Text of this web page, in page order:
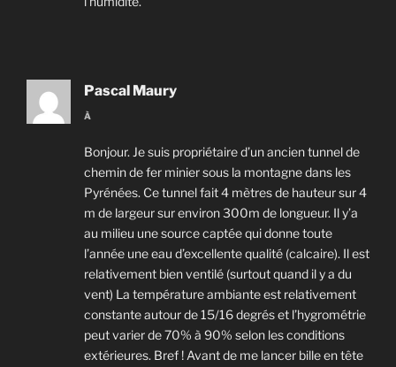
Pascal Maury
À
Bonjour. Je suis propriétaire d’un ancien tunnel de
chemin de fer minier sous la montagne dans les
Pyrénées. Ce tunnel fait 4 mètres de hauteur sur 4
m de largeur sur environ 300m de longueur. Il y’a
au milieu une source captée qui donne toute
l’année une eau d’excellente qualité (calcaire). Il est
relativement bien ventilé (surtout quand il y a du
vent) La température ambiante est relativement
constante autour de 15/16 degrés et l’hygrométrie
peut varier de 70% à 90% selon les conditions
extérieures. Bref ! Avant de me lancer bille en tête